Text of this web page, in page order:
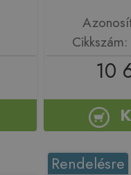
10
Rendelésre